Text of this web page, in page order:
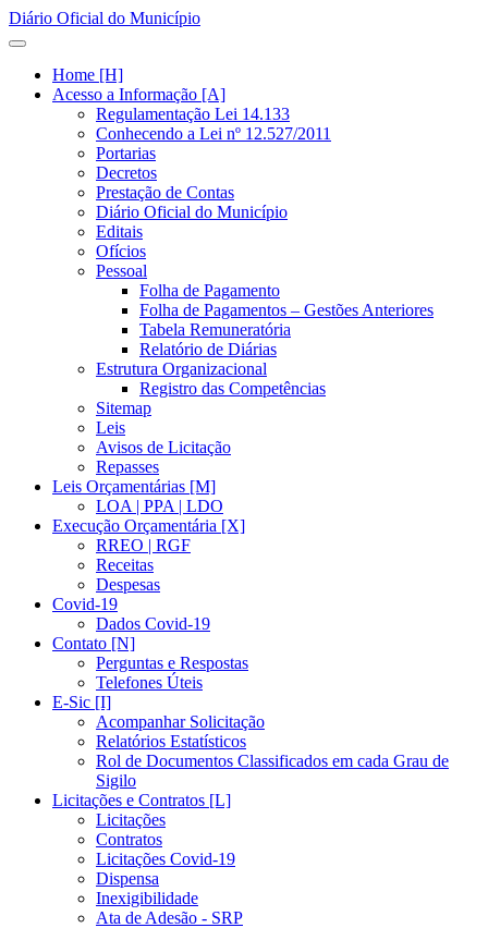
Diário Oficial do Município
Home [H]
Acesso a Informação [A]
Regulamentação Lei 14.133
Conhecendo a Lei nº 12.527/2011
Portarias
Decretos
Prestação de Contas
Diário Oficial do Município
Editais
Ofícios
Pessoal
Folha de Pagamento
Folha de Pagamentos – Gestões Anteriores
Tabela Remuneratória
Relatório de Diárias
Estrutura Organizacional
Registro das Competências
Sitemap
Leis
Avisos de Licitação
Repasses
Leis Orçamentárias [M]
LOA | PPA | LDO
Execução Orçamentária [X]
RREO | RGF
Receitas
Despesas
Covid-19
Dados Covid-19
Contato [N]
Perguntas e Respostas
Telefones Úteis
E-Sic [I]
Acompanhar Solicitação
Relatórios Estatísticos
Rol de Documentos Classificados em cada Grau de
Sigilo
Licitações e Contratos [L]
Licitações
Contratos
Licitações Covid-19
Dispensa
Inexigibilidade
Ata de Adesão - SRP